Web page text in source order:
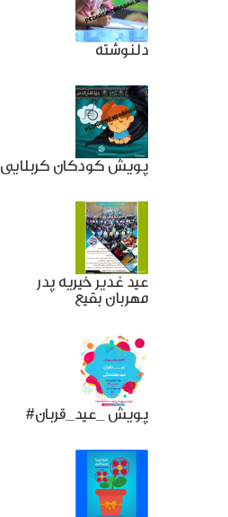
دلنوشته
پویش کودکان کربلایی
عید غدیر خیریه پدر
مهربان بقیع
#پویش _عید_قربان